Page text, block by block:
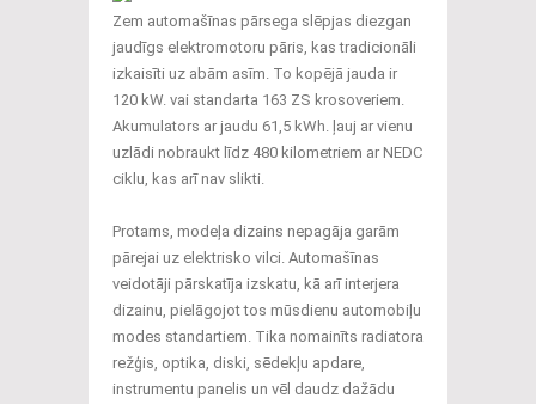
Zem automašīnas pārsega slēpjas diezgan
jaudīgs elektromotoru pāris, kas tradicionāli
izkaisīti uz abām asīm. To kopējā jauda ir
120 kW. vai standarta 163 ZS krosoveriem.
Akumulators ar jaudu 61,5 kWh. ļauj ar vienu
uzlādi nobraukt līdz 480 kilometriem ar NEDC
ciklu, kas arī nav slikti.
Protams, modeļa dizains nepagāja garām
pārejai uz elektrisko vilci. Automašīnas
veidotāji pārskatīja izskatu, kā arī interjera
dizainu, pielāgojot tos mūsdienu automobiļu
modes standartiem. Tika nomainīts radiatora
režģis, optika, diski, sēdekļu apdare,
instrumentu panelis un vēl daudz dažādu